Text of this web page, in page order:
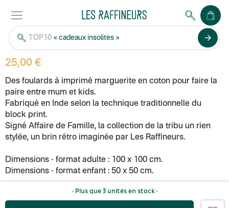
TOP10 « cadeaux insolites » arrow_forward
Affaire de famille (par Les Raffineurs)
Foulard duo Marguerite - Vert
4.7/5·6avis
25,00 €
Des foulards à imprimé marguerite en coton pour faire la
paire entre mum et kids.
Fabriqué en Inde selon la technique traditionnelle du
block print.
Signé Affaire de Famille, la collection de la tribu un rien
stylée, un brin rétro imaginée par Les Raffineurs.
Dimensions - format adulte : 100 x 100 cm.
Dimensions - format enfant : 50 x 50 cm.
· Plus que 3 unités en stock ·